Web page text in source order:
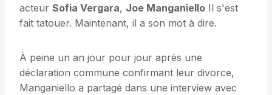
acteur Sofia Vergara, Joe Manganiello Il s'est
fait tatouer. Maintenant, il a son mot à dire.
À peine un an jour pour jour après une
déclaration commune confirmant leur divorce,
Manganiello a partagé dans une interview avec